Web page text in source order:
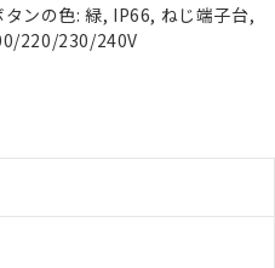
ンの色: 緑, IP66, ねじ端子台,
220/230/240V